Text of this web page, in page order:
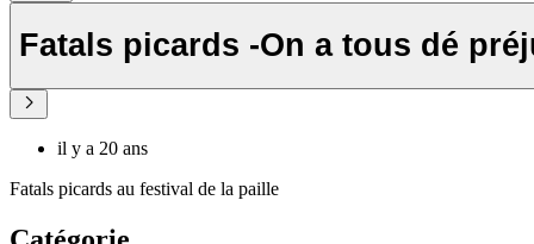
Fatals picards -On a tous dé
il y a 20 ans
Fatals picards au festival de la paille